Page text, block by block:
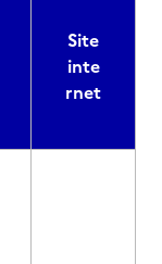
Site
inte
rnet